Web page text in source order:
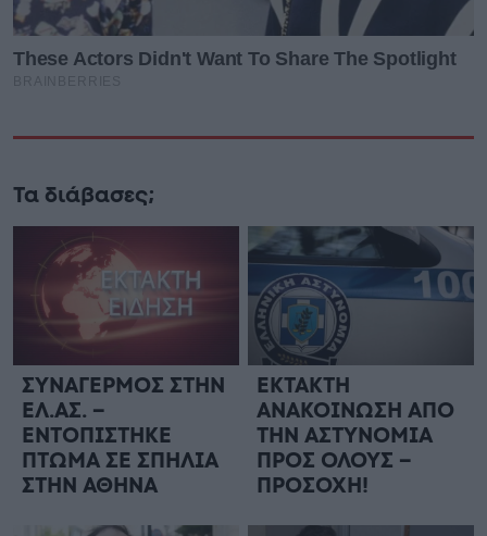
Τα διάβασες;
ΣΥΝΑΓΕΡΜΟΣ ΣΤΗΝ
ΕΛ.ΑΣ. –
ΕΝΤΟΠΙΣΤΗΚΕ
ΠΤΩΜΑ ΣΕ ΣΠΗΛΙΑ
ΣΤΗΝ ΑΘΗΝΑ
ΕΚΤΑΚΤΗ
ΑΝΑΚΟΙΝΩΣΗ ΑΠΟ
ΤΗΝ ΑΣΤΥΝΟΜΙΑ
ΠΡΟΣ ΟΛΟΥΣ –
ΠΡΟΣΟΧΗ!